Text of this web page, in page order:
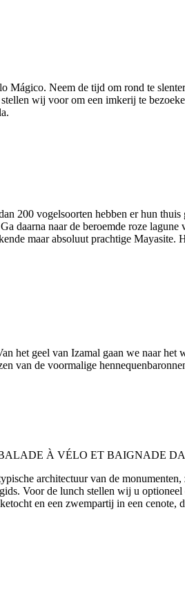
Mágico. Neem de tijd om rond te
wij voor om een imkerij te
200 vogelsoorten hebben er hun
daarna naar de beroemde roze lagune
maar absoluut prachtige Mayasite.
het geel van Izamal gaan we naar het
van de voormalige
architectuur van de monumenten,
Voor de lunch stellen wij u optioneel
en een zwempartij in een cenote,